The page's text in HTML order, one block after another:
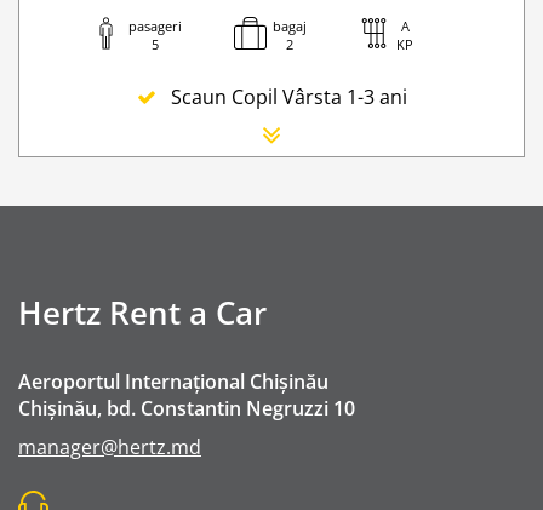
pasageri
5
bagaj
2
A
KP
Scaun Copil Vârsta 1-3 ani
Scaun Nou-nascut
Buster Scaun Copil -Scaun Booster
Serviciu premium de urgență pe drum
Taxa spalatorie
Go Chisinau Airport Shuttle Bus Service And
Transfer Privat (sau „RMO Transfer”)
Hertz Rent a Car
Aeroportul Internațional Chișinău
Chișinău, bd. Constantin Negruzzi 10
manager@hertz.md